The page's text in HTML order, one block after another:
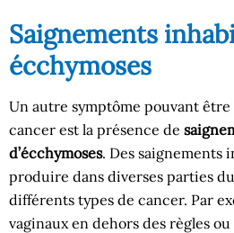
Saignements
écchymoses
Un autre symptôme pouvant être
cancer est la présence de
d’écchymoses. Des saignements
produire dans diverses parties
différents types de cancer. Par
vaginaux en dehors des règles